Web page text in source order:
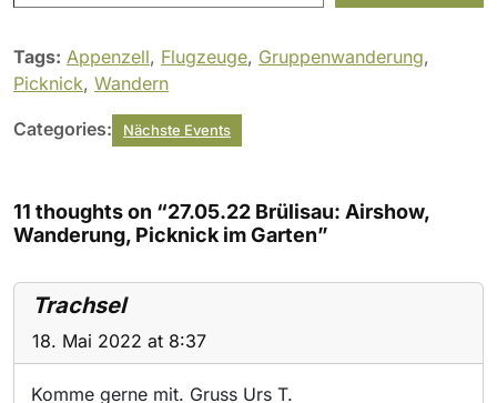
Tags: Appenzell, Flugzeuge, Gruppenwanderung,
Picknick, Wandern
Categories: Nächste Events
11 thoughts on “27.05.22 Brülisau: Airshow,
Wanderung, Picknick im Garten”
Trachsel
18. Mai 2022 at 8:37
Komme gerne mit. Gruss Urs T.